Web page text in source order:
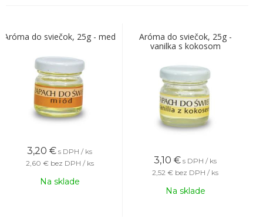
Aróma do sviečok, 25g - med
3,20 € s DPH / ks
2,60 € bez DPH / ks
Na sklade
Aróma do sviečok, 25g -
vanilka s kokosom
3,10 € s DPH / ks
2,52 € bez DPH / ks
Na sklade